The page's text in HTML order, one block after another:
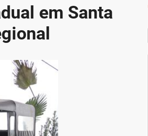
em Santa